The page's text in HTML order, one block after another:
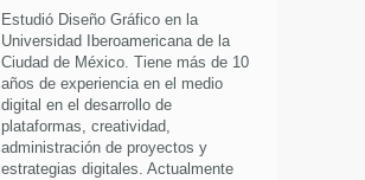
Estudió Diseño Gráfico en la
Universidad Iberoamericana de la
Ciudad de México. Tiene más de 10
años de experiencia en el medio
digital en el desarrollo de
plataformas, creatividad,
administración de proyectos y
estrategias digitales. Actualmente